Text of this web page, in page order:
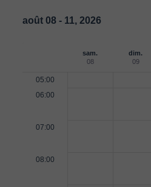
août 08 - 11, 2026
sam.
08
dim.
09
05:00
06:00
07:00
08:00